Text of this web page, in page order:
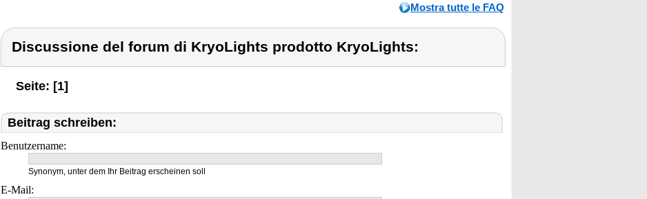
Mostra tutte le FAQ
Discussione del forum di KryoLights prodotto KryoLights:
Seite: [1]
Beitrag schreiben:
Benutzername:
Synonym, unter dem Ihr Beitrag erscheinen soll
E-Mail: